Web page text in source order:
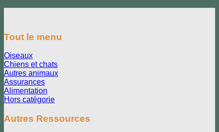
Tout le menu
Oiseaux
Chiens et chats
Autres animaux
Assurances
Alimentation
Hors catégorie
Autres Ressources